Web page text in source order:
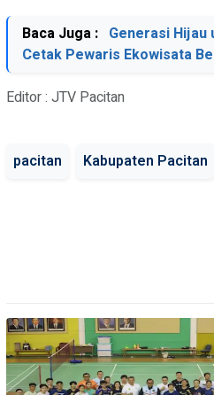
Baca Juga : Generasi Hijau
Cetak Pewaris Ekowisata
Editor : JTV Pacitan
pacitan Kabupaten Pacitan